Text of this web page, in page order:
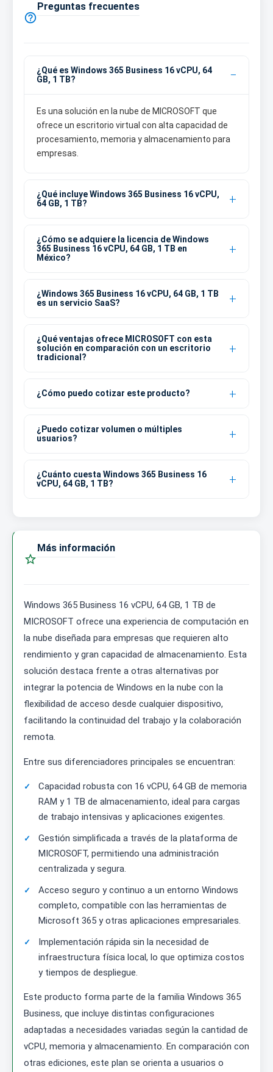

Preguntas frecuentes
¿Qué es Windows 365 Business 16 vCPU, 64
GB, 1 TB?
Es una solución en la nube de MICROSOFT que
ofrece un escritorio virtual con alta capacidad de
procesamiento, memoria y almacenamiento para
empresas.
¿Qué incluye Windows 365 Business 16 vCPU,
64 GB, 1 TB?
¿Cómo se adquiere la licencia de Windows
365 Business 16 vCPU, 64 GB, 1 TB en
México?
¿Windows 365 Business 16 vCPU, 64 GB, 1 TB
es un servicio SaaS?
¿Qué ventajas ofrece MICROSOFT con esta
solución en comparación con un escritorio
tradicional?
¿Cómo puedo cotizar este producto?
¿Puedo cotizar volumen o múltiples
usuarios?
¿Cuánto cuesta Windows 365 Business 16
vCPU, 64 GB, 1 TB?

Más información
Windows 365 Business 16 vCPU, 64 GB, 1 TB de
MICROSOFT ofrece una experiencia de computación en
la nube diseñada para empresas que requieren alto
rendimiento y gran capacidad de almacenamiento. Esta
solución destaca frente a otras alternativas por
integrar la potencia de Windows en la nube con la
flexibilidad de acceso desde cualquier dispositivo,
facilitando la continuidad del trabajo y la colaboración
remota.
Entre sus diferenciadores principales se encuentran:
Capacidad robusta con 16 vCPU, 64 GB de memoria
RAM y 1 TB de almacenamiento, ideal para cargas
de trabajo intensivas y aplicaciones exigentes.
Gestión simplificada a través de la plataforma de
MICROSOFT, permitiendo una administración
centralizada y segura.
Acceso seguro y continuo a un entorno Windows
completo, compatible con las herramientas de
Microsoft 365 y otras aplicaciones empresariales.
Implementación rápida sin la necesidad de
infraestructura física local, lo que optimiza costos
y tiempos de despliegue.
Este producto forma parte de la familia Windows 365
Business, que incluye distintas configuraciones
adaptadas a necesidades variadas según la cantidad de
vCPU, memoria y almacenamiento. En comparación con
otras ediciones, este plan se orienta a usuarios o